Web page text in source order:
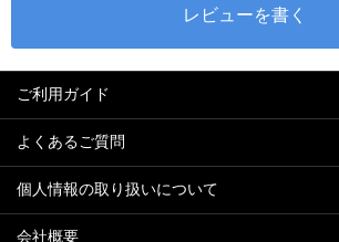
ご利用ガイド
よくあるご質問
個人情報の取り扱いについて
会社概要